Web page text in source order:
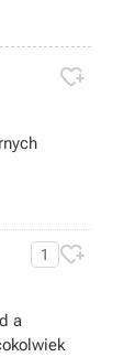

1 
a